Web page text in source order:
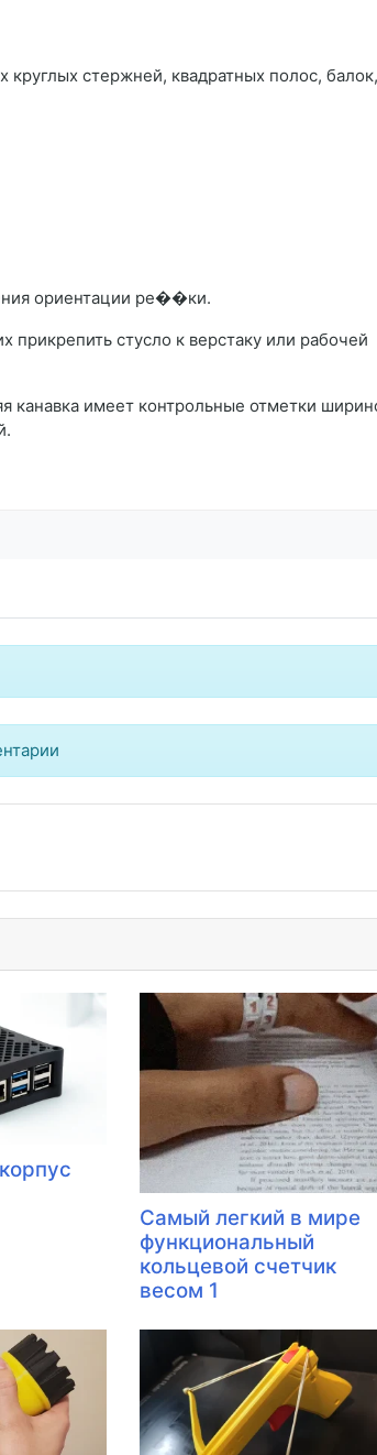
стержней, квадратных полос, балок,
ориентации ре��ки.
стусло к верстаку или рабочей
канавка имеет контрольные отметки
Самый легкий в мире
функциональный
кольцевой счетчик
весом 1